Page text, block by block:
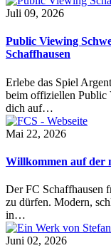
Juli 09, 2026
Public Viewing
Schaffhausen
Erlebe das Spiel
beim offiziellen Public
dich auf…
Mai 22, 2026
Willkommen auf der
Der FC Schaffhausen
zu dürfen. Modern,
in…
Juni 02, 2026